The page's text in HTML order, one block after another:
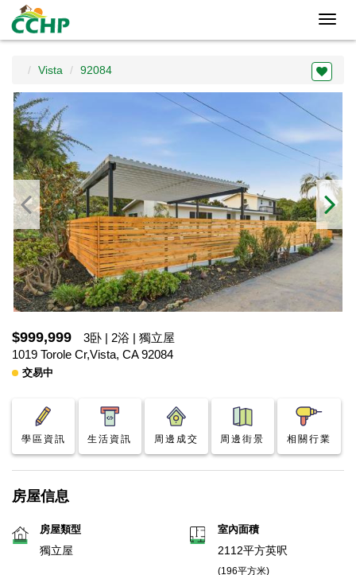
Vista 92084
$999,999
3卧 | 2浴 | 獨立屋
1019 Torole Cr,Vista, CA 92084
交易中
學區資訊 生活資訊 周邊成交 周邊街景 相關行業
房屋信息
房屋類型
獨立屋
室內面積
2112平方英呎
(196平方米)